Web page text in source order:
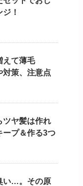
！
えて薄毛
策、注意点
ツヤ髪は作れ
ープ＆作る3つ
い…。その原